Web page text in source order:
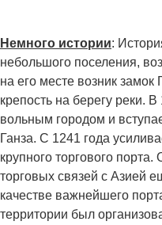
Немного истории:
небольшого поселения,
на его месте возник замок
крепость на берегу реки.
вольным городом и
Ганза. С 1241 года
крупного торгового
торговых связей с Азией
качестве важнейшего
территории был